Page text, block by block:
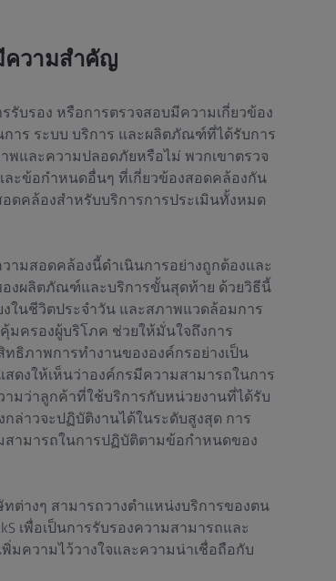
ความสำคัญ
บรอง หรือการตรวจสอบมีความเกี่ยวข้อง
การ ระบบ บริการ และผลิตภัณฑ์ที่ได้รับการ
และความปลอดภัยหรือไม่ พวกเขาตรวจ
ะข้อกำหนดอื่นๆ ที่เกี่ยวข้องสอดคล้องกัน
ดคล้องสำหรับบริการการประเมินทั้งหมด
วามสอดคล้องนี้ดำเนินการอย่างถูกต้องและ
งผลิตภัณฑ์และบริการขั้นสุดท้าย ด้วยวิธีนี้
ในชีวิตประจำวัน และสภาพแวดล้อมการ
ครองผู้บริโภค ช่วยให้มั่นใจถึงการ
ธิภาพการทำงานขององค์กรอย่างเป็น
สดงให้เห็นว่าองค์กรมีความสามารถในการ
มว่าลูกค้าที่ใช้บริการกับหน่วยงานที่ได้รับ
ล่าวจะปฏิบัติงานได้ในระดับสูงสุด การ
สามารถในการปฏิบัติตามข้อกำหนดของ
ทต่างๆ สามารถวางตำแหน่งบริการของตน
เพื่อเป็นการรับรองความสามารถและ
มความไว้วางใจและความน่าเชื่อถือกับ